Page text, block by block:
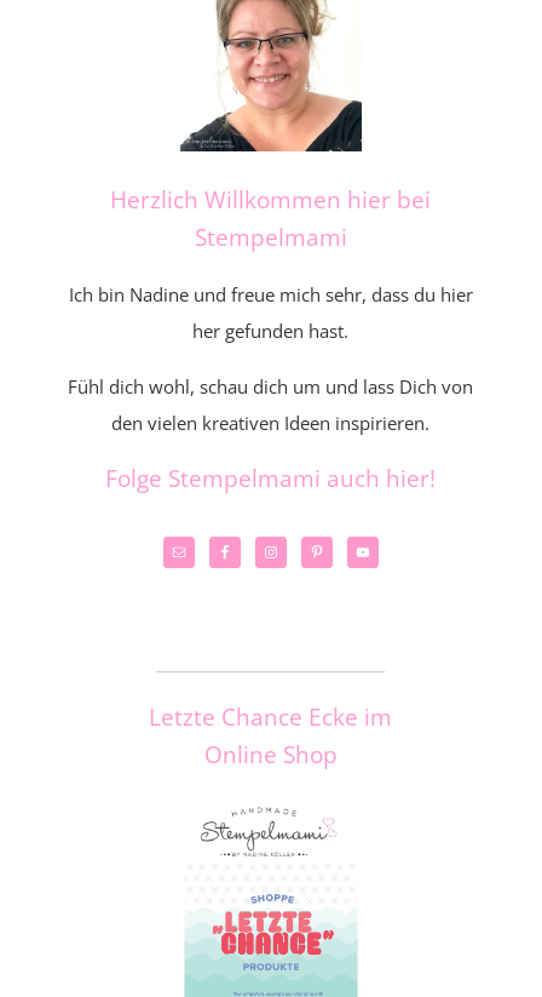
Herzlich Willkommen hier bei
Stempelmami
Ich bin Nadine und freue mich sehr, dass du hier
her gefunden hast.
Fühl dich wohl, schau dich um und lass Dich von
den vielen kreativen Ideen inspirieren.
Folge Stempelmami auch hier!
Letzte Chance Ecke im
Online Shop